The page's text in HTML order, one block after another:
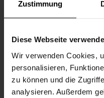
Zustimmung
Diese Webseite
Wir verwenden Cookies,
personalisieren,
zu können und die
analysieren. Außerdem